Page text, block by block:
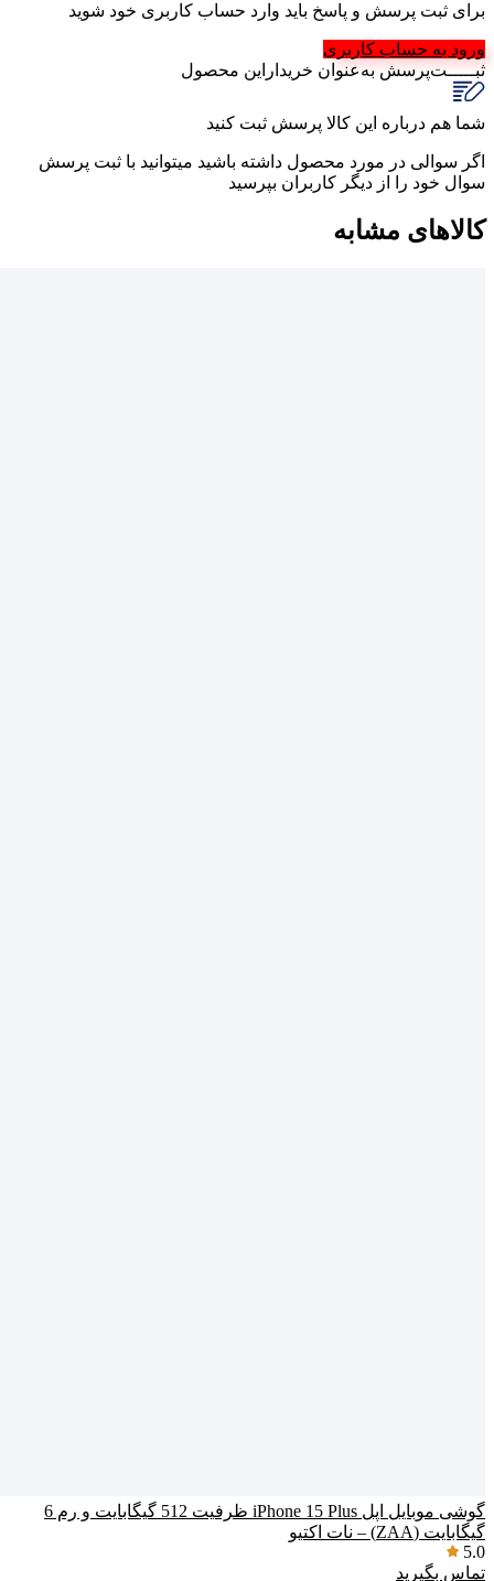
برای ثبت پرسش و پاسخ باید وارد حساب کاربری خود شوید
ورود به حساب کاربری
ثبـــــت‌پرسشبه‌عنوان ‌خریدار‌این‌ محصول
شما هم درباره این کالا پرسش ثبت کنید
اگر سوالی در مورد محصول داشته باشید میتوانید با ثبت پرسش
سوال خود را از دیگر کاربران بپرسید
کالاهای مشابه
گوشی موبایل اپل iPhone 15 Plus ظرفیت 512 گیگابایت و رم 6
گیگابایت (ZAA) – نات اکتیو
5.0
تماس بگیرید